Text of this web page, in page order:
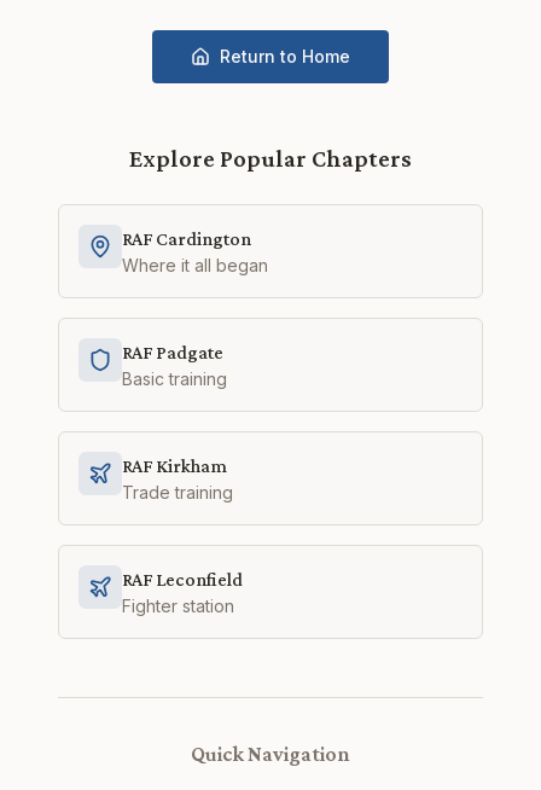
Return to Home
Explore Popular Chapters
RAF Cardington
Where it all began
RAF Padgate
Basic training
RAF Kirkham
Trade training
RAF Leconfield
Fighter station
Quick Navigation